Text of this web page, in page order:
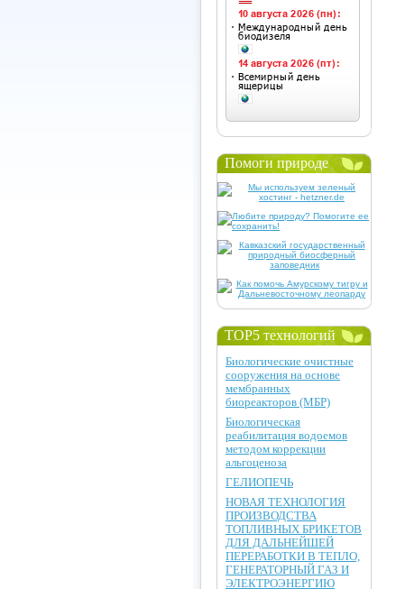
Помоги природе
TOP5 технологий
Биологические очистные
сооружения на основе
мембранных
биореакторов (МБР)
Биологическая
реабилитация водоемов
методом коррекции
альгоценоза
ГЕЛИОПЕЧЬ
НОВАЯ ТЕХНОЛОГИЯ
ПРОИЗВОДСТВА
ТОПЛИВНЫХ БРИКЕТОВ
ДЛЯ ДАЛЬНЕЙШЕЙ
ПЕРЕРАБОТКИ В ТЕПЛО,
ГЕНЕРАТОРНЫЙ ГАЗ И
ЭЛЕКТРОЭНЕРГИЮ